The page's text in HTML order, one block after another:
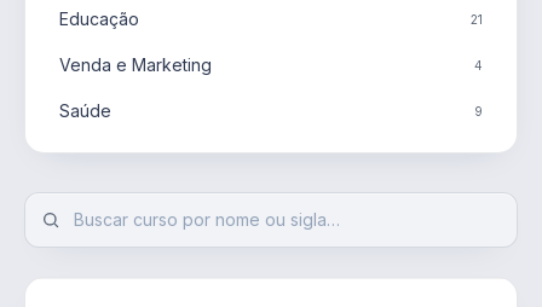
Educação 21
Venda e Marketing 4
Saúde 9